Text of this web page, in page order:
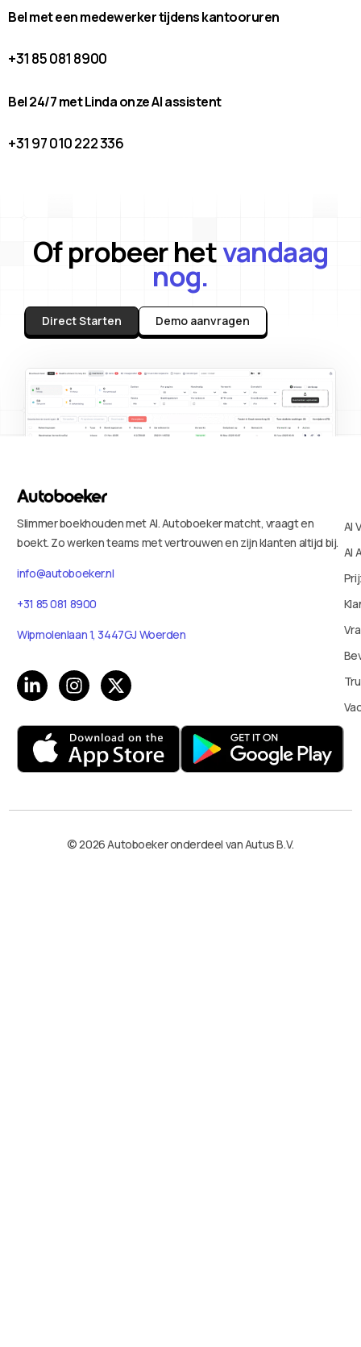
Bel met een medewerker tijdens kantooruren
+31 85 081 8900
Bel 24/7 met Linda onze AI assistent
+31 97 010 222 336
Of probeer hetvandaag
nog.
Direct Starten Demo aanvragen
Slimmer boekhouden met AI. Autoboeker matcht, vraagt en
boekt. Zo werken teams met vertrouwen en zijn klanten altijd bij.
info@autoboeker.nl
+31 85 081 8900
Wipmolenlaan 1, 3447GJ Woerden
AI
AI
© 2026 Autoboeker onderdeel van Autus B.V.